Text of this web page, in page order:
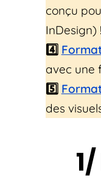
conçu
InDesign) !
4️⃣
avec une
5️⃣
des